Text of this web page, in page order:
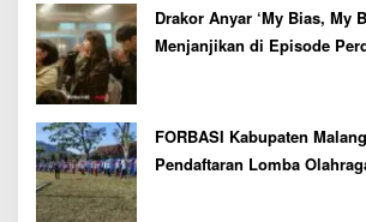
Drakor Anyar ‘My Bias, My
Menjanjikan di Episode
FORBASI Kabupaten
Pendaftaran Lomba